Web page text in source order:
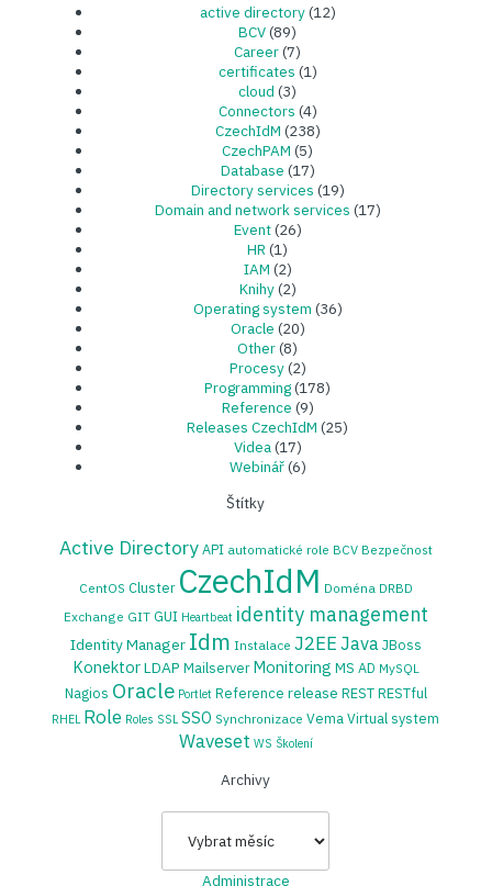
active directory(12)
BCV(89)
Career(7)
certificates (1)
cloud (3)
Connectors (4)
CzechIdM (238)
CzechPAM (5)
Database (17)
Directory services (19)
Domain and network services (17)
Event(26)
HR (1)
IAM (2)
Knihy(2)
Operating system (36)
Oracle (20)
Other(8)
Procesy(2)
Programming(178)
Reference (9)
Releases CzechIdM (25)
Videa(17)
Webinář(6)
Štítky
Active DirectoryAPI automatické role BCV Bezpečnost
CentOS Cluster CzechIdM Doména DRBD
Exchange GIT GUI Heartbeat identity management
Identity Manager Idm Instalace J2EEJavaJBoss
KonektorLDAP Mailserver Monitoring MS AD MySQL
Nagios Oracle Portlet Reference release RESTRESTful
RHEL Role Roles SSL SSO Synchronizace Vema Virtual system
Waveset WS Školení
Archivy
Archivy
Administrace